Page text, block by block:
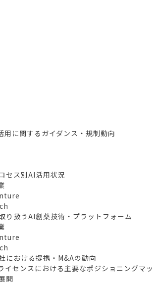
用に関するガイダンス・規制動向
セス別AI活用状況
り扱うAI創薬技術・プラットフォーム
における提携・M&Aの動向
イセンスにおける主要なポジショニングマ
開